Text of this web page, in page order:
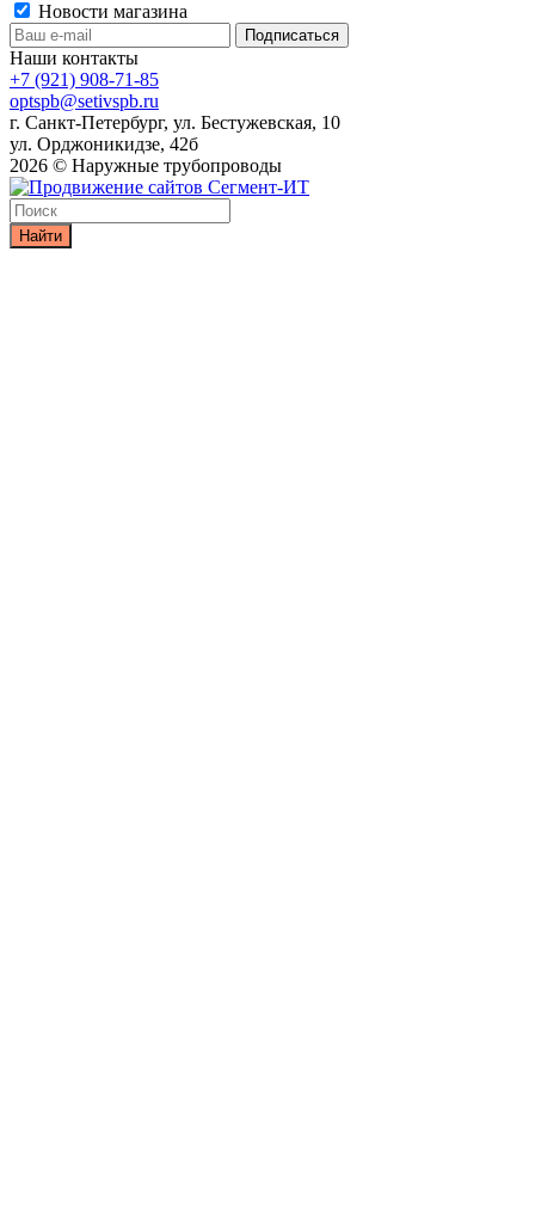
Новости магазина
Наши контакты
+7 (921) 908-71-85
optspb@setivspb.ru
г. Санкт-Петербург, ул. Бестужевская, 10
ул. Орджоникидзе, 42б
2026 © Наружные трубопроводы
Найти